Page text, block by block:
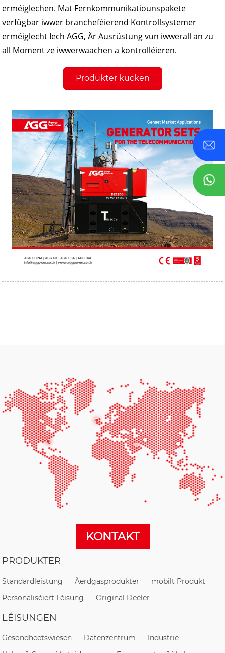
erméiglechen. Mat Fernkommunikatiounspakete
verfügbar iwwer brancheféierend Kontrollsystemer
erméiglecht Iech AGG, Är Ausrüstung vun iwwerall an zu
all Moment ze iwwerwaachen a kontrolléieren.
Produkter kucken
KONTAKT
PRODUKTER
Standardleistung Äerdgasprodukter
mobilt Produkt
Personaliséiert Léisung
Original Deeler
LÉISUNGEN
Gesondheetswiesen Datenzentrum
Industrie